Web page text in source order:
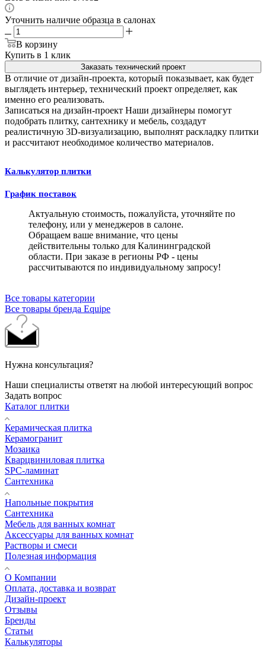
Уточнить наличие образца в салонах
В корзину
Купить в 1 клик
Заказать технический проект
В отличие от дизайн-проекта, который показывает, как будет
выглядеть интерьер, технический проект определяет, как
именно его реализовать.
Записаться на дизайн-проект Наши дизайнеры помогут
подобрать плитку, сантехнику и мебель, создадут
реалистичную 3D-визуализацию, выполнят раскладку плитки
и рассчитают необходимое количество материалов.
Калькулятор плитки
График поставок
Актуальную стоимость, пожалуйста, уточняйте по
телефону, или у менеджеров в салоне.
Обращаем ваше внимание, что цены
действительны только для Калининградской
области. При заказе в регионы РФ - цены
рассчитываются по индивидуальному запросу!
Все товары категории
Все товары бренда Equipe
Нужна консультация?
Наши специалисты ответят на любой интересующий вопрос
Задать вопрос
Каталог плитки
Керамическая плитка
Керамогранит
Мозаика
Кварцвиниловая плитка
SPC-ламинат
Сантехника
Напольные покрытия
Сантехника
Мебель для ванных комнат
Аксессуары для ванных комнат
Растворы и смеси
Полезная информация
О Компании
Оплата, доставка и возврат
Дизайн-проект
Отзывы
Бренды
Статьи
Калькуляторы